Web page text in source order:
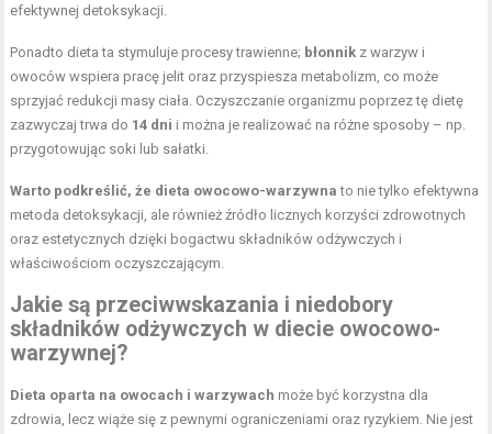
efektywnej detoksykacji.
Ponadto dieta ta stymuluje procesy trawienne; błonnik z warzyw i
owoców wspiera pracę jelit oraz przyspiesza metabolizm, co może
sprzyjać redukcji masy ciała. Oczyszczanie organizmu poprzez tę dietę
zazwyczaj trwa do 14 dni i można je realizować na różne sposoby – np.
przygotowując soki lub sałatki.
Warto podkreślić, że dieta owocowo-warzywna to nie tylko efektywna
metoda detoksykacji, ale również źródło licznych korzyści zdrowotnych
oraz estetycznych dzięki bogactwu składników odżywczych i
właściwościom oczyszczającym.
Jakie są przeciwwskazania i niedobory
składników odżywczych w diecie owocowo-
warzywnej?
Dieta oparta na owocach i warzywach może być korzystna dla
zdrowia, lecz wiąże się z pewnymi ograniczeniami oraz ryzykiem. Nie jest